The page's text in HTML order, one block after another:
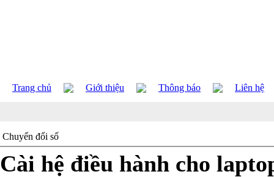
Trang chủ Giới thiệu Thông báo Liên hệ
Chuyển đổi số
Cài hệ điều hành cho